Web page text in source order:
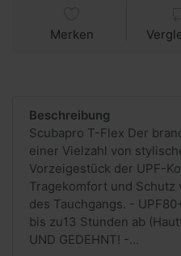
Merken
Beschreibung
Scubapro T-Flex Der
einer Vielzahl von
Vorzeigestück der UPF-
Tragekomfort und Schutz
des Tauchgangs. -
bis zu13 Stunden ab
UND GEDEHNT! -...